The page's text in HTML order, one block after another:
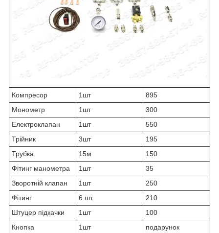
Компресор 1шт
895
Монометр
1шт
300
Електроклапан
1шт
550
Трійник
3шт
195
Трубка
15м
150
Фітинг манометра
1шт
35
Зворотній клапан
1шт
250
Фітинг
6 шт.
210
Штуцер підкачки
1шт
100
Кнопка
1шт подарунок